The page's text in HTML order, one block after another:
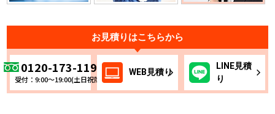
お見積りはこちらから
0120-173-119
受付：9:00～19:00(土日祝除く)
WEB見積り
LINE見積
り